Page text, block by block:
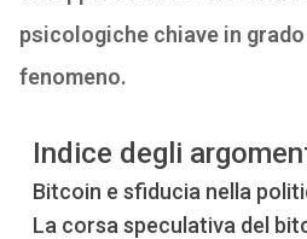
psicologiche chiave in
fenomeno.
Indice degli
Bitcoin e sfiducia nella
La corsa speculativa del